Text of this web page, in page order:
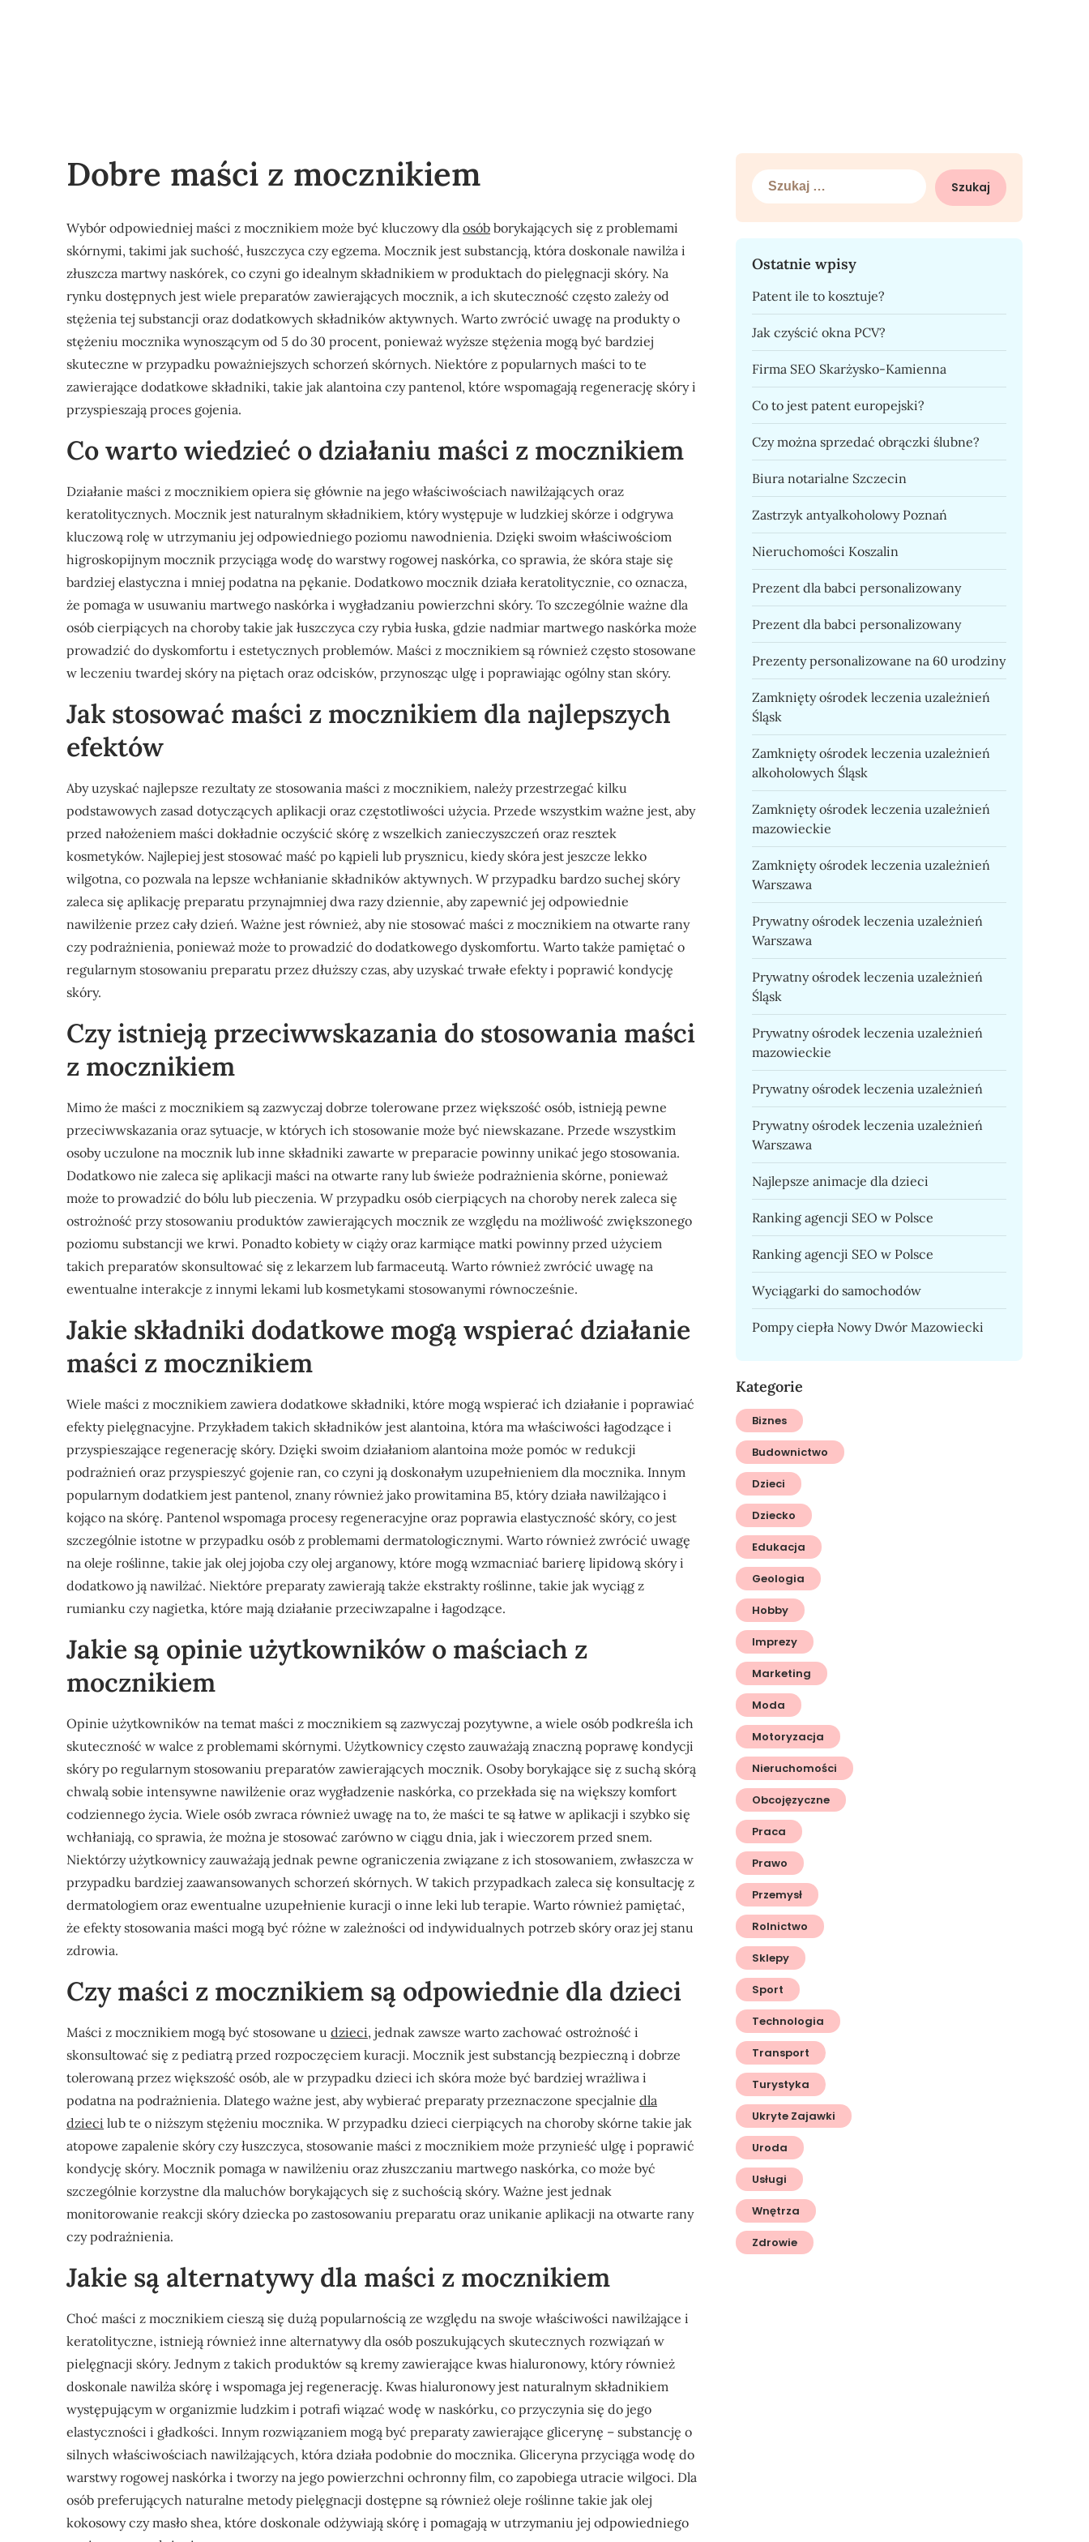
Dobre maści z mocznikiem
Wybór odpowiedniej maści z mocznikiem może być kluczowy dla osób borykających się z problemami
skórnymi, takimi jak suchość, łuszczyca czy egzema. Mocznik jest substancją, która doskonale nawilża i
złuszcza martwy naskórek, co czyni go idealnym składnikiem w produktach do pielęgnacji skóry. Na
rynku dostępnych jest wiele preparatów zawierających mocznik, a ich skuteczność często zależy od
stężenia tej substancji oraz dodatkowych składników aktywnych. Warto zwrócić uwagę na produkty o
stężeniu mocznika wynoszącym od 5 do 30 procent, ponieważ wyższe stężenia mogą być bardziej
skuteczne w przypadku poważniejszych schorzeń skórnych. Niektóre z popularnych maści to te
zawierające dodatkowe składniki, takie jak alantoina czy pantenol, które wspomagają regenerację skóry i
przyspieszają proces gojenia.
Co warto wiedzieć o działaniu maści z mocznikiem
Działanie maści z mocznikiem opiera się głównie na jego właściwościach nawilżających oraz
keratolitycznych. Mocznik jest naturalnym składnikiem, który występuje w ludzkiej skórze i odgrywa
kluczową rolę w utrzymaniu jej odpowiedniego poziomu nawodnienia. Dzięki swoim właściwościom
higroskopijnym mocznik przyciąga wodę do warstwy rogowej naskórka, co sprawia, że skóra staje się
bardziej elastyczna i mniej podatna na pękanie. Dodatkowo mocznik działa keratolitycznie, co oznacza,
że pomaga w usuwaniu martwego naskórka i wygładzaniu powierzchni skóry. To szczególnie ważne dla
osób cierpiących na choroby takie jak łuszczyca czy rybia łuska, gdzie nadmiar martwego naskórka może
prowadzić do dyskomfortu i estetycznych problemów. Maści z mocznikiem są również często stosowane
w leczeniu twardej skóry na piętach oraz odcisków, przynosząc ulgę i poprawiając ogólny stan skóry.
Jak stosować maści z mocznikiem dla najlepszych
efektów
Aby uzyskać najlepsze rezultaty ze stosowania maści z mocznikiem, należy przestrzegać kilku
podstawowych zasad dotyczących aplikacji oraz częstotliwości użycia. Przede wszystkim ważne jest, aby
przed nałożeniem maści dokładnie oczyścić skórę z wszelkich zanieczyszczeń oraz resztek
kosmetyków. Najlepiej jest stosować maść po kąpieli lub prysznicu, kiedy skóra jest jeszcze lekko
wilgotna, co pozwala na lepsze wchłanianie składników aktywnych. W przypadku bardzo suchej skóry
zaleca się aplikację preparatu przynajmniej dwa razy dziennie, aby zapewnić jej odpowiednie
nawilżenie przez cały dzień. Ważne jest również, aby nie stosować maści z mocznikiem na otwarte rany
czy podrażnienia, ponieważ może to prowadzić do dodatkowego dyskomfortu. Warto także pamiętać o
regularnym stosowaniu preparatu przez dłuższy czas, aby uzyskać trwałe efekty i poprawić kondycję
skóry.
Czy istnieją przeciwwskazania do stosowania maści
z mocznikiem
Mimo że maści z mocznikiem są zazwyczaj dobrze tolerowane przez większość osób, istnieją pewne
przeciwwskazania oraz sytuacje, w których ich stosowanie może być niewskazane. Przede wszystkim
osoby uczulone na mocznik lub inne składniki zawarte w preparacie powinny unikać jego stosowania.
Dodatkowo nie zaleca się aplikacji maści na otwarte rany lub świeże podrażnienia skórne, ponieważ
może to prowadzić do bólu lub pieczenia. W przypadku osób cierpiących na choroby nerek zaleca się
ostrożność przy stosowaniu produktów zawierających mocznik ze względu na możliwość zwiększonego
poziomu substancji we krwi. Ponadto kobiety w ciąży oraz karmiące matki powinny przed użyciem
takich preparatów skonsultować się z lekarzem lub farmaceutą. Warto również zwrócić uwagę na
ewentualne interakcje z innymi lekami lub kosmetykami stosowanymi równocześnie.
Jakie składniki dodatkowe mogą wspierać działanie
maści z mocznikiem
Wiele maści z mocznikiem zawiera dodatkowe składniki, które mogą wspierać ich działanie i poprawiać
efekty pielęgnacyjne. Przykładem takich składników jest alantoina, która ma właściwości łagodzące i
przyspieszające regenerację skóry. Dzięki swoim działaniom alantoina może pomóc w redukcji
podrażnień oraz przyspieszyć gojenie ran, co czyni ją doskonałym uzupełnieniem dla mocznika. Innym
popularnym dodatkiem jest pantenol, znany również jako prowitamina B5, który działa nawilżająco i
kojąco na skórę. Pantenol wspomaga procesy regeneracyjne oraz poprawia elastyczność skóry, co jest
szczególnie istotne w przypadku osób z problemami dermatologicznymi. Warto również zwrócić uwagę
na oleje roślinne, takie jak olej jojoba czy olej arganowy, które mogą wzmacniać barierę lipidową skóry i
dodatkowo ją nawilżać. Niektóre preparaty zawierają także ekstrakty roślinne, takie jak wyciąg z
rumianku czy nagietka, które mają działanie przeciwzapalne i łagodzące.
Jakie są opinie użytkowników o maściach z
mocznikiem
Opinie użytkowników na temat maści z mocznikiem są zazwyczaj pozytywne, a wiele osób podkreśla ich
skuteczność w walce z problemami skórnymi. Użytkownicy często zauważają znaczną poprawę kondycji
skóry po regularnym stosowaniu preparatów zawierających mocznik. Osoby borykające się z suchą skórą
chwalą sobie intensywne nawilżenie oraz wygładzenie naskórka, co przekłada się na większy komfort
codziennego życia. Wiele osób zwraca również uwagę na to, że maści te są łatwe w aplikacji i szybko się
wchłaniają, co sprawia, że można je stosować zarówno w ciągu dnia, jak i wieczorem przed snem.
Niektórzy użytkownicy zauważają jednak pewne ograniczenia związane z ich stosowaniem, zwłaszcza w
przypadku bardziej zaawansowanych schorzeń skórnych. W takich przypadkach zaleca się konsultację z
dermatologiem oraz ewentualne uzupełnienie kuracji o inne leki lub terapie. Warto również pamiętać,
że efekty stosowania maści mogą być różne w zależności od indywidualnych potrzeb skóry oraz jej stanu
zdrowia.
Czy maści z mocznikiem są odpowiednie dla dzieci
Maści z mocznikiem mogą być stosowane u dzieci, jednak zawsze warto zachować ostrożność i
skonsultować się z pediatrą przed rozpoczęciem kuracji. Mocznik jest substancją bezpieczną i dobrze
tolerowaną przez większość osób, ale w przypadku dzieci ich skóra może być bardziej wrażliwa i
podatna na podrażnienia. Dlatego ważne jest, aby wybierać preparaty przeznaczone specjalnie dla
dzieci lub te o niższym stężeniu mocznika. W przypadku dzieci cierpiących na choroby skórne takie jak
atopowe zapalenie skóry czy łuszczyca, stosowanie maści z mocznikiem może przynieść ulgę i poprawić
kondycję skóry. Mocznik pomaga w nawilżeniu oraz złuszczaniu martwego naskórka, co może być
szczególnie korzystne dla maluchów borykających się z suchością skóry. Ważne jest jednak
monitorowanie reakcji skóry dziecka po zastosowaniu preparatu oraz unikanie aplikacji na otwarte rany
czy podrażnienia.
Jakie są alternatywy dla maści z mocznikiem
Choć maści z mocznikiem cieszą się dużą popularnością ze względu na swoje właściwości nawilżające i
keratolityczne, istnieją również inne alternatywy dla osób poszukujących skutecznych rozwiązań w
pielęgnacji skóry. Jednym z takich produktów są kremy zawierające kwas hialuronowy, który również
doskonale nawilża skórę i wspomaga jej regenerację. Kwas hialuronowy jest naturalnym składnikiem
występującym w organizmie ludzkim i potrafi wiązać wodę w naskórku, co przyczynia się do jego
elastyczności i gładkości. Innym rozwiązaniem mogą być preparaty zawierające glicerynę – substancję o
silnych właściwościach nawilżających, która działa podobnie do mocznika. Gliceryna przyciąga wodę do
warstwy rogowej naskórka i tworzy na jego powierzchni ochronny film, co zapobiega utracie wilgoci. Dla
osób preferujących naturalne metody pielęgnacji dostępne są również oleje roślinne takie jak olej
kokosowy czy masło shea, które doskonale odżywiają skórę i pomagają w utrzymaniu jej odpowiedniego
Szukaj:
Ostatnie wpisy
Patent ile to kosztuje?
Jak czyścić okna PCV?
Firma SEO Skarżysko-Kamienna
Co to jest patent europejski?
Czy można sprzedać obrączki ślubne?
Biura notarialne Szczecin
Zastrzyk antyalkoholowy Poznań
Nieruchomości Koszalin
Prezent dla babci personalizowany
Prezent dla babci personalizowany
Prezenty personalizowane na 60 urodziny
Zamknięty ośrodek leczenia uzależnień
Śląsk
Zamknięty ośrodek leczenia uzależnień
alkoholowych Śląsk
Zamknięty ośrodek leczenia uzależnień
mazowieckie
Zamknięty ośrodek leczenia uzależnień
Warszawa
Prywatny ośrodek leczenia uzależnień
Warszawa
Prywatny ośrodek leczenia uzależnień
Śląsk
Prywatny ośrodek leczenia uzależnień
mazowieckie
Prywatny ośrodek leczenia uzależnień
Prywatny ośrodek leczenia uzależnień
Warszawa
Najlepsze animacje dla dzieci
Ranking agencji SEO w Polsce
Ranking agencji SEO w Polsce
Wyciągarki do samochodów
Pompy ciepła Nowy Dwór Mazowiecki
Kategorie
Biznes
Budownictwo
Dzieci
Dziecko
Edukacja
Geologia
Hobby
Imprezy
Marketing
Moda
Motoryzacja
Nieruchomości
Obcojęzyczne
Praca
Prawo
Przemysł
Rolnictwo
Sklepy
Sport
Technologia
Transport
Turystyka
Ukryte Zajawki
Uroda
Usługi
Wnętrza
Zdrowie